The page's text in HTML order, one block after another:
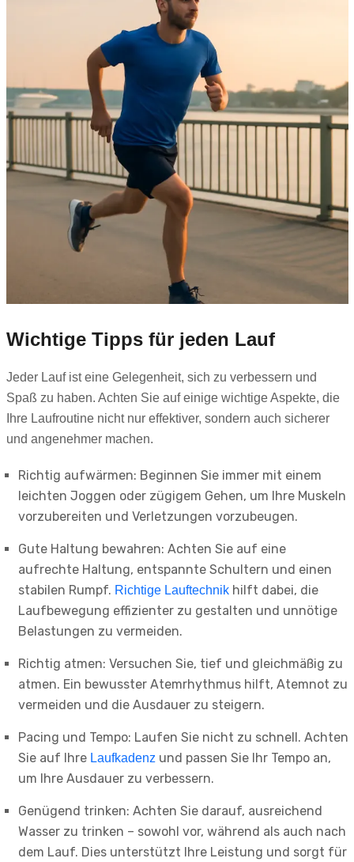
Wichtige Tipps für jeden Lauf
Jeder Lauf ist eine Gelegenheit, sich zu verbessern und
Spaß zu haben. Achten Sie auf einige wichtige Aspekte, die
Ihre Laufroutine nicht nur effektiver, sondern auch sicherer
und angenehmer machen.
Richtig aufwärmen: Beginnen Sie immer mit einem
leichten Joggen oder zügigem Gehen, um Ihre Muskeln
vorzubereiten und Verletzungen vorzubeugen.
Gute Haltung bewahren: Achten Sie auf eine
aufrechte Haltung, entspannte Schultern und einen
stabilen Rumpf. Richtige Lauftechnikhilft dabei, die
Laufbewegung effizienter zu gestalten und unnötige
Belastungen zu vermeiden.
Richtig atmen: Versuchen Sie, tief und gleichmäßig zu
atmen. Ein bewusster Atemrhythmus hilft, Atemnot zu
vermeiden und die Ausdauer zu steigern.
Pacing und Tempo: Laufen Sie nicht zu schnell. Achten
Sie auf Ihre Laufkadenzund passen Sie Ihr Tempo an,
um Ihre Ausdauer zu verbessern.
Genügend trinken: Achten Sie darauf, ausreichend
Wasser zu trinken – sowohl vor, während als auch nach
dem Lauf. Dies unterstützt Ihre Leistung und sorgt für